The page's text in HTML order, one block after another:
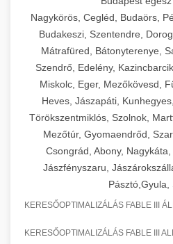
Nagykörös, Cegléd, Budaörs,
Budakeszi, Szentendre,
Mátrafüred, Bátonyterenye,
Szendrő, Edelény,
Miskolc, Eger, Mezőkövesd,
Heves, Jászapáti,
Törökszentmiklós, Szolnok,
Mezőtúr, Gyomaendrőd,
Csongrád, Abony,
Jászfényszaru,
Pásztó,Gyula,
KERESŐOPTIMALIZÁLÁS FABLE III
KERESŐOPTIMALIZÁLÁS FABLE III